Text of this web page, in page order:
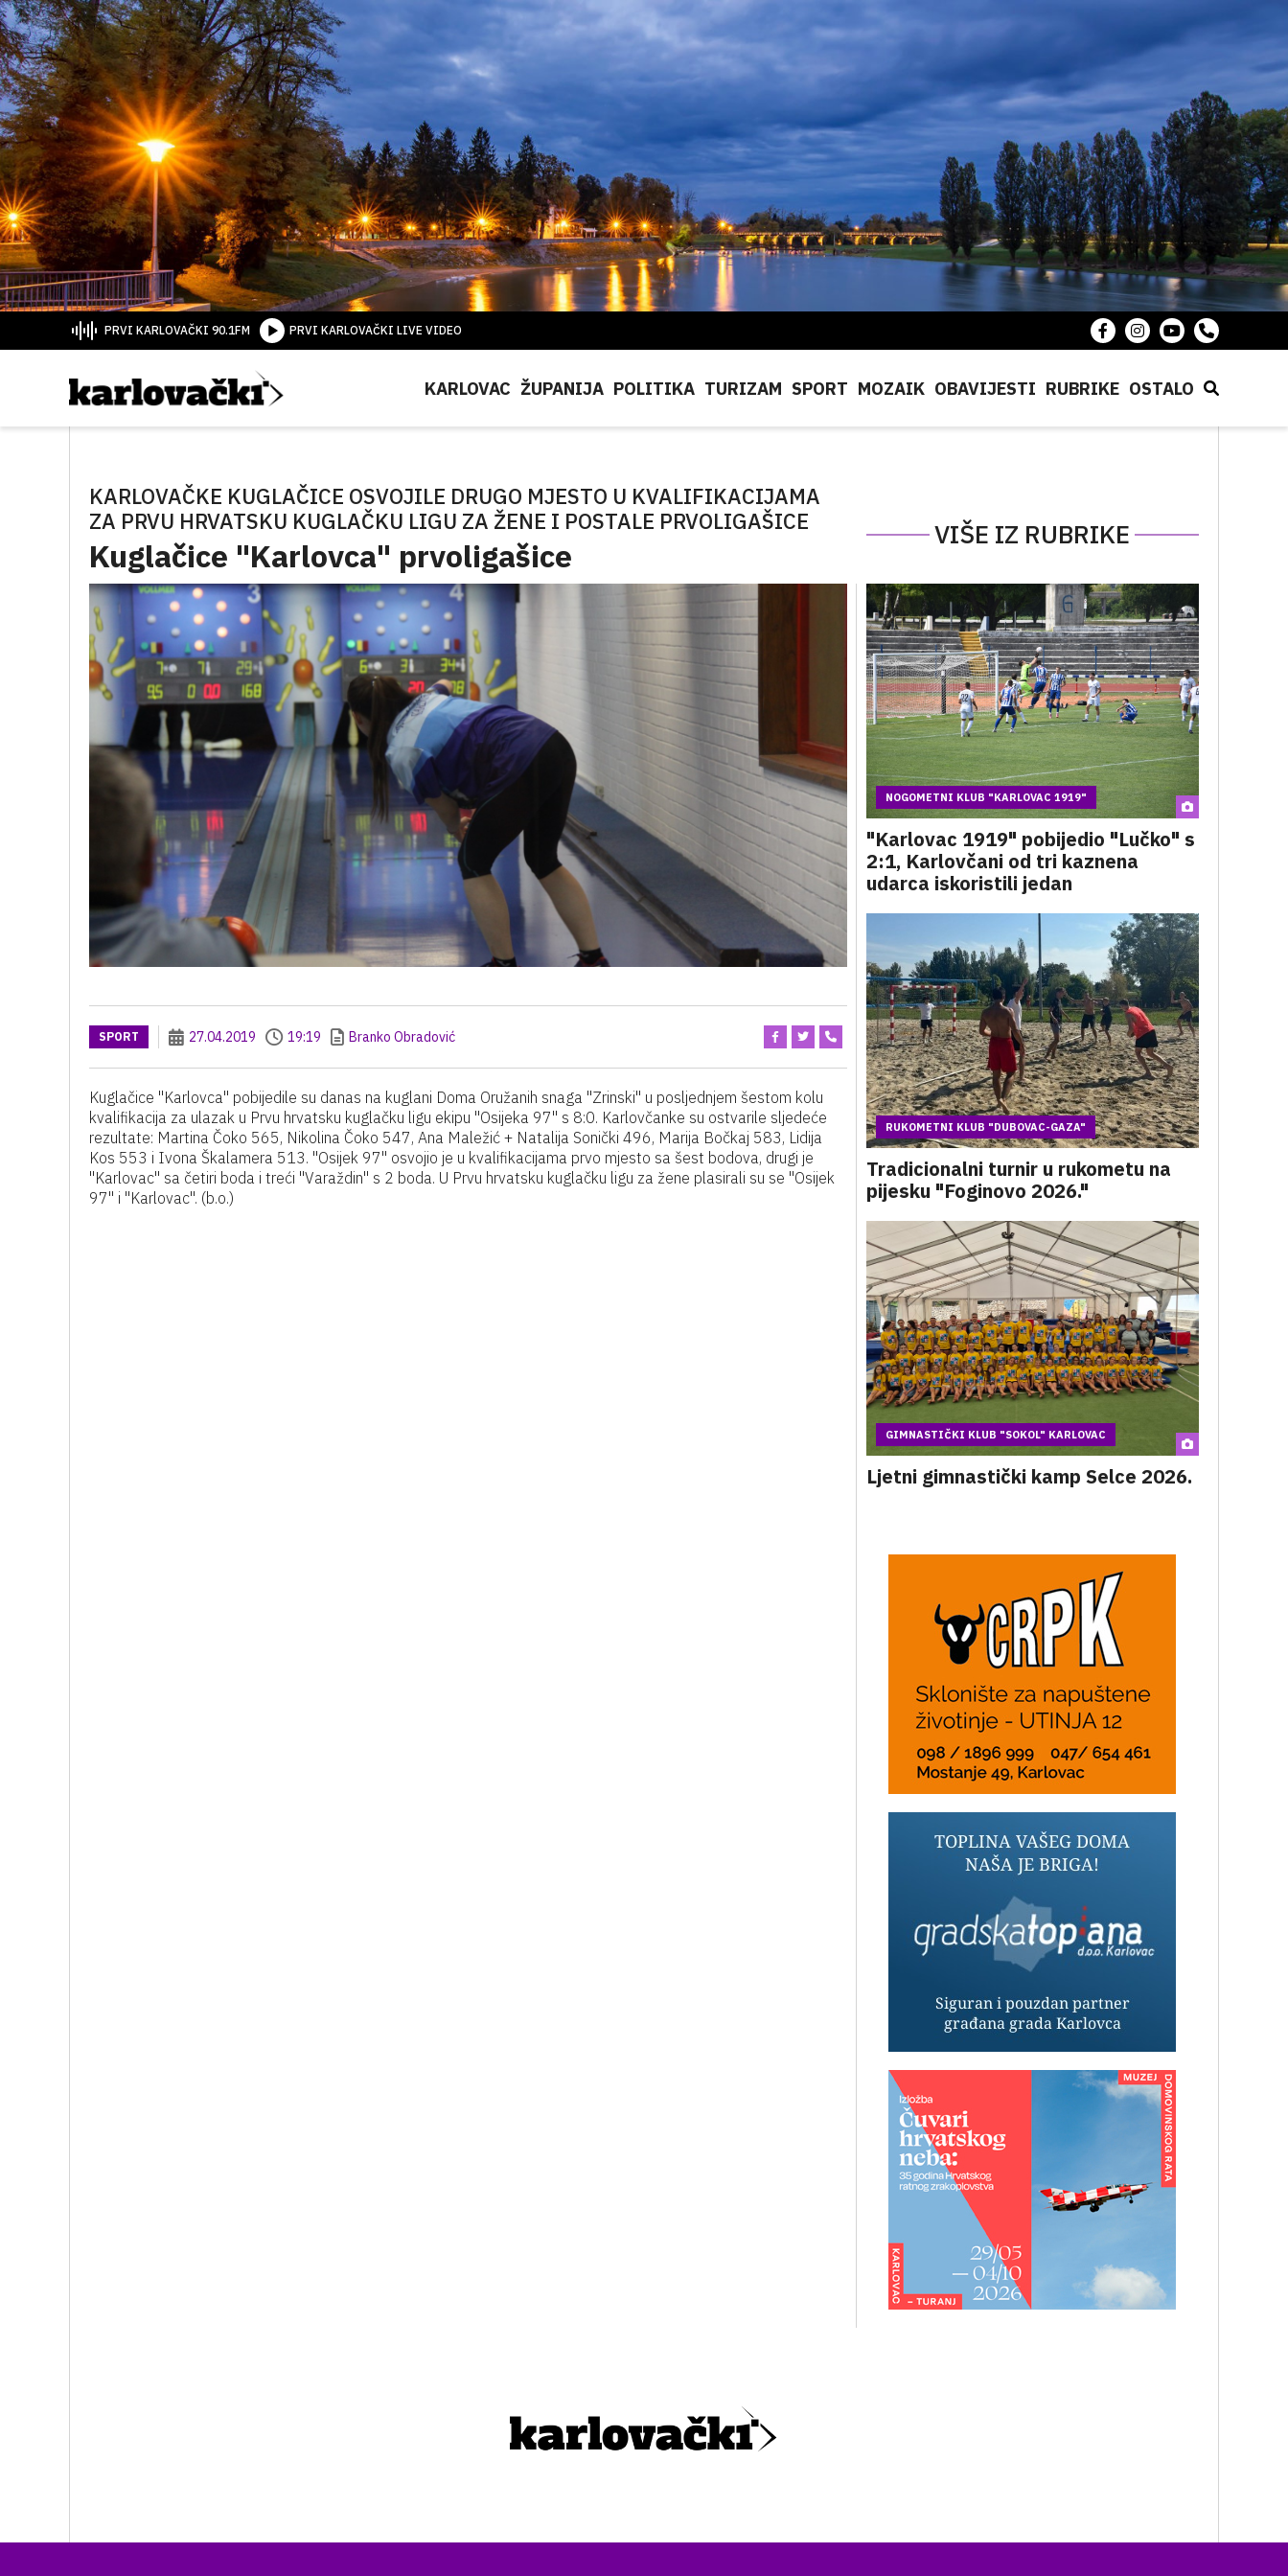
PRVI KARLOVAČKI 90.1FM PRVI KARLOVAČKI LIVE VIDEO
KARLOVAC ŽUPANIJA POLITIKA TURIZAM SPORT MOZAIK OBAVIJESTI RUBRIKE OSTALO
KARLOVAČKE KUGLAČICE OSVOJILE DRUGO MJESTO U KVALIFIKACIJAMA
ZA PRVU HRVATSKU KUGLAČKU LIGU ZA ŽENE I POSTALE PRVOLIGAŠICE
Kuglačice "Karlovca" prvoligašice
VIŠE IZ RUBRIKE
SPORT 27.04.2019 19:19 Branko Obradović
Kuglačice "Karlovca" pobijedile su danas na kuglani Doma Oružanih snaga "Zrinski" u posljednjem šestom kolu
kvalifikacija za ulazak u Prvu hrvatsku kuglačku ligu ekipu "Osijeka 97" s 8:0. Karlovčanke su ostvarile sljedeće
rezultate: Martina Čoko 565, Nikolina Čoko 547, Ana Maležić + Natalija Sonički 496, Marija Bočkaj 583, Lidija
Kos 553 i Ivona Škalamera 513. "Osijek 97" osvojio je u kvalifikacijama prvo mjesto sa šest bodova, drugi je
"Karlovac" sa četiri boda i treći "Varaždin" s 2 boda. U Prvu hrvatsku kuglačku ligu za žene plasirali su se "Osijek
97" i "Karlovac". (b.o.)
NOGOMETNI KLUB "KARLOVAC 1919"
"Karlovac 1919" pobijedio "Lučko" s
2:1, Karlovčani od tri kaznena
udarca iskoristili jedan
RUKOMETNI KLUB "DUBOVAC-GAZA"
Tradicionalni turnir u rukometu na
pijesku "Foginovo 2026."
GIMNASTIČKI KLUB "SOKOL" KARLOVAC
Ljetni gimnastički kamp Selce 2026.